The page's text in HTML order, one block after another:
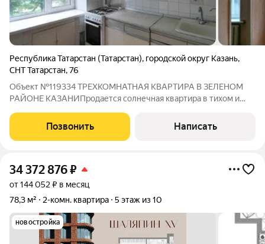
Республика Татарстан (Татарстан), городской округ Казань,
СНТ Татарстан,76
Объект №119334 ТРЕХКОМНАТНАЯ КВАРТИРА В ЗЕЛЕНОМ
РАЙОНЕ КАЗАНИПродается солнечная квартира в тихом и
фонда. Квартира под ремонт в кирпичном доме, подойдет для
молодой семьи с детьми, так и для
Позвонить Написать
34 372 876₽
от 144 052 ₽ в месяц
78,3 м²
2-комн. квартира 5 этаж из 10
новостройка